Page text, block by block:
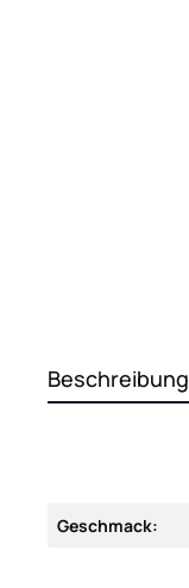
Beschreibung
Geschmack: